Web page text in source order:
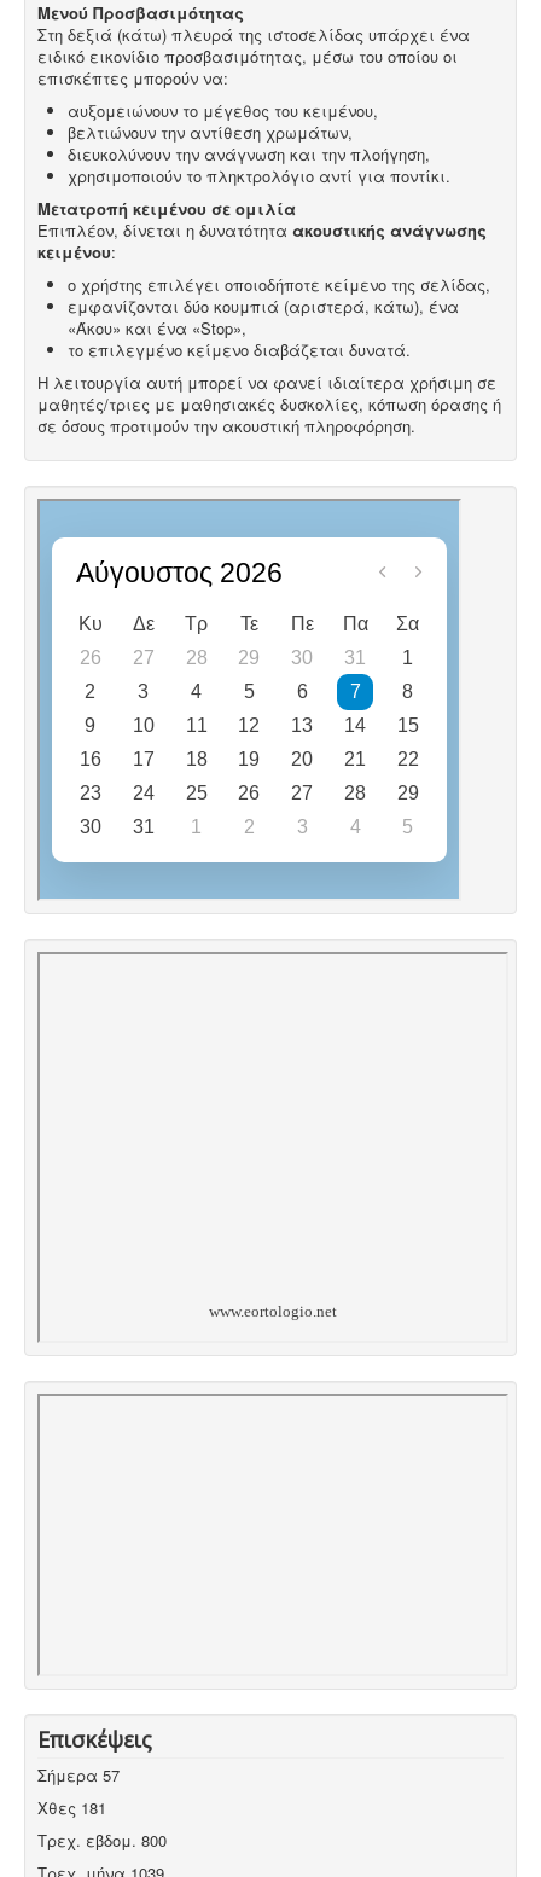
Μενού Προσβασιμότητας
Στη δεξιά (κάτω) πλευρά της ιστοσελίδας υπάρχει ένα
ειδικό εικονίδιο προσβασιμότητας, μέσω του οποίου οι
επισκέπτες μπορούν να:
αυξομειώνουν το μέγεθος του κειμένου,
βελτιώνουν την αντίθεση χρωμάτων,
διευκολύνουν την ανάγνωση και την πλοήγηση,
χρησιμοποιούν το πληκτρολόγιο αντί για ποντίκι.
Μετατροπή κειμένου σε ομιλία
Επιπλέον, δίνεται η δυνατότητα ακουστικής ανάγνωσης
κειμένου:
ο χρήστης επιλέγει οποιοδήποτε κείμενο της σελίδας,
εμφανίζονται δύο κουμπιά (αριστερά, κάτω), ένα
«Άκου» και ένα «Stop»,
το επιλεγμένο κείμενο διαβάζεται δυνατά.
Η λειτουργία αυτή μπορεί να φανεί ιδιαίτερα χρήσιμη σε
μαθητές/τριες με μαθησιακές δυσκολίες, κόπωση όρασης ή
σε όσους προτιμούν την ακουστική πληροφόρηση.
Επισκέψεις
Σήμερα 57
Χθες 181
Τρεχ. εβδομ. 800